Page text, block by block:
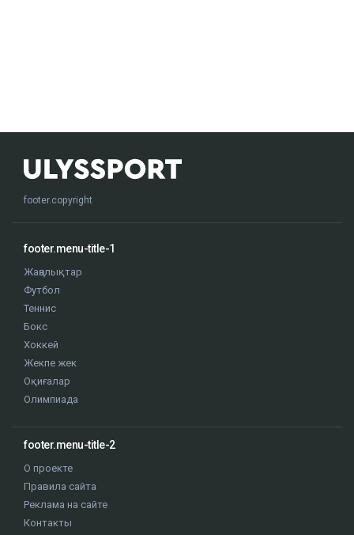
footer.copyright
footer.menu-title-1
Жаңалықтар
Футбол
Теннис
Бокс
Хоккей
Жекпе жек
Оқиғалар
Олимпиада
footer.menu-title-2
О проекте
Правила сайта
Реклама на сайте
Контакты